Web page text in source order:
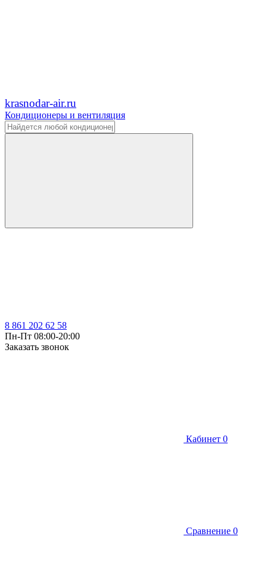
krasnodar-air.ru
Кондиционеры и вентиляция
8 861 202 62 58
Пн-Пт 08:00-20:00
Заказать звонок
Кабинет 0
Сравнение 0